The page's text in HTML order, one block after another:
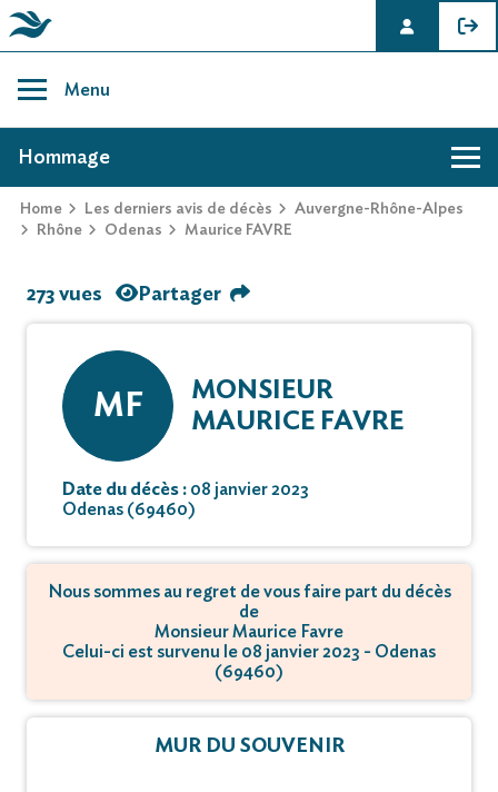
content
Menu
AVIS DE DÉCÈS DE MAURICE FAVRE
Home Les derniers avis de décès
Auvergne-Rhône-Alpes
Rhône
Odenas Maurice FAVRE
Hommage
273 vues Partager
MF
MONSIEUR
MAURICE FAVRE
Date du décès : 08 janvier 2023
Odenas (69460)
Nous sommes au regret de vous faire part du décès
de
Monsieur Maurice Favre
Celui-ci est survenu le 08 janvier 2023 - Odenas
(69460)
MUR DU SOUVENIR